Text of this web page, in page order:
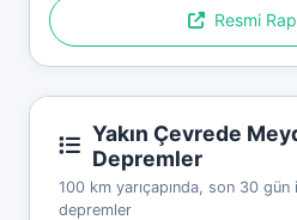
Resmi
Yakın Çevrede
Depremler
100 km yarıçapında, son 30
depremler